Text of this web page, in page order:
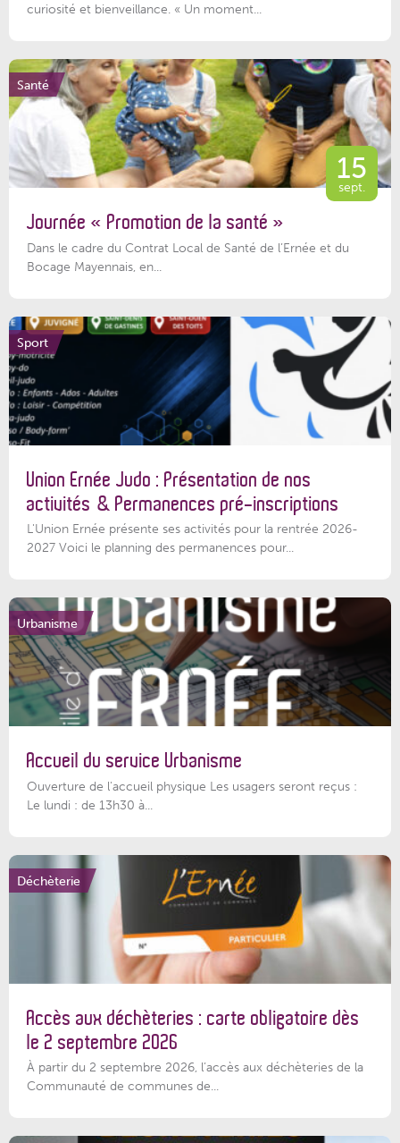
curiosité et bienveillance. « Un moment...
Santé
15
sept.
Journée « Promotion de la santé »
Dans le cadre du Contrat Local de Santé de l’Ernée et du
Bocage Mayennais, en...
Sport
Union Ernée Judo : Présentation de nos
activités & Permanences pré-inscriptions
L'Union Ernée présente ses activités pour la rentrée 2026-
2027 Voici le planning des permanences pour...
Urbanisme
Accueil du service Urbanisme
Ouverture de l'accueil physique Les usagers seront reçus :
Le lundi : de 13h30 à...
Déchèterie
Accès aux déchèteries : carte obligatoire dès
le 2 septembre 2026
À partir du 2 septembre 2026, l’accès aux déchèteries de la
Communauté de communes de...